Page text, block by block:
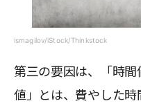
ismagilov/iStock/Thinkstock
第三の要因は、「時
値」とは、費やした